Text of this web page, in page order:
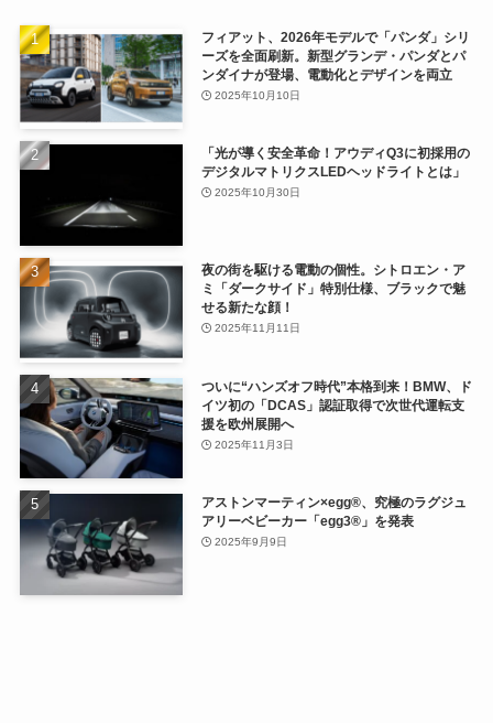
フィアット、2026年モデルで「パンダ」シリ
ーズを全面刷新。新型グランデ・パンダとパ
ンダイナが登場、電動化とデザインを両立
2025年10月10日
「光が導く安全革命！アウディQ3に初採用の
デジタルマトリクスLEDヘッドライトとは」
2025年10月30日
夜の街を駆ける電動の個性。シトロエン・ア
ミ「ダークサイド」特別仕様、ブラックで魅
せる新たな顔！
2025年11月11日
ついに“ハンズオフ時代”本格到来！BMW、ド
イツ初の「DCAS」認証取得で次世代運転支
援を欧州展開へ
2025年11月3日
アストンマーティン×egg®、究極のラグジュ
アリーベビーカー「egg3®」を発表
2025年9月9日